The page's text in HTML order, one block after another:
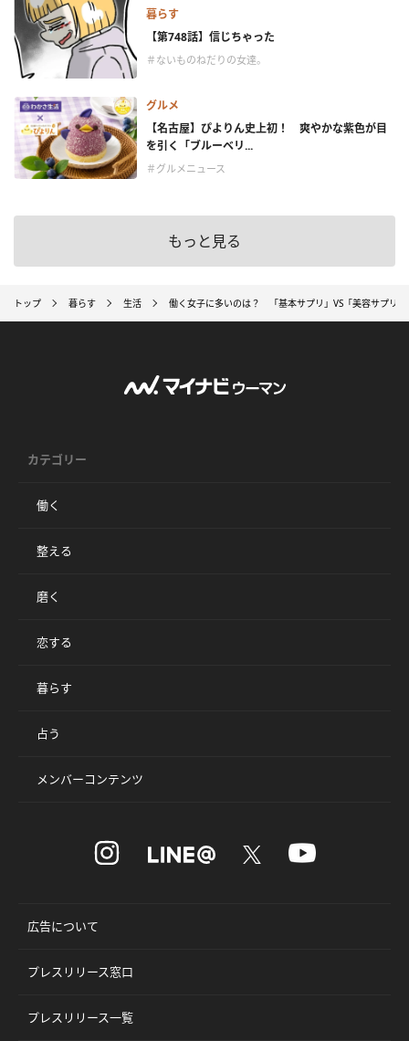
暮らす
【第748話】信じちゃった
＃ないものねだりの女達。
グルメ
【名古屋】ぴよりん史上初！ 爽やかな紫色が目
を引く「ブルーベリ...
＃グルメニュース
もっと見る
トップ 暮らす 生活 働く女子に多いのは？ 「基本サプリ」VS「美容サプリ」
カテゴリー
働く
整える
磨く
恋する
暮らす
占う
メンバーコンテンツ
広告について
プレスリリース窓口
プレスリリース一覧